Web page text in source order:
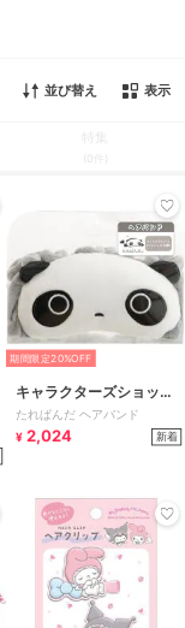
並び替え 表示
(0件)
期間限定20%OFF
キャラクターズショッ
プ ラフラフ
たれぱんだ ヘアバンド
¥ 2,024 新着